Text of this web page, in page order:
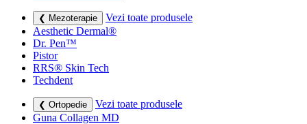
❮ Mezoterapie
Vezi toate produsele
Aesthetic Dermal®
Dr. Pen™
Pistor
RRS® Skin Tech
Techdent
❮ Ortopedie
Vezi toate produsele
Guna Collagen MD